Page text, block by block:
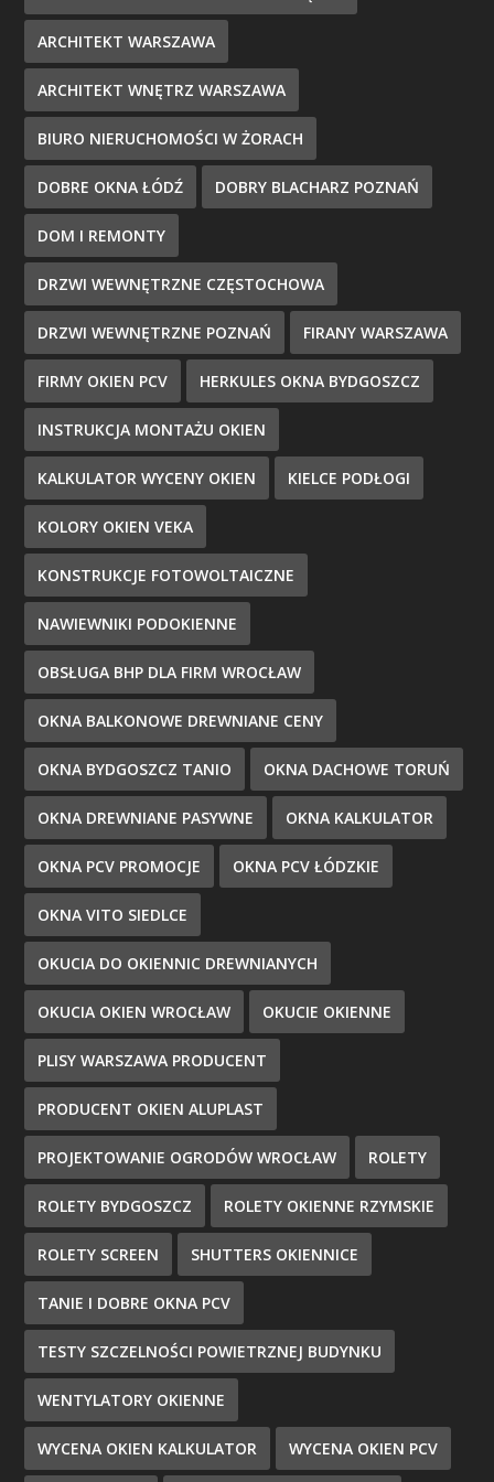
ARCHITEKT WARSZAWA
ARCHITEKT WNĘTRZ WARSZAWA
BIURO NIERUCHOMOŚCI W ŻORACH
DOBRE OKNA ŁÓDŹ DOBRY BLACHARZ POZNAŃ
DOM I REMONTY
DRZWI WEWNĘTRZNE CZĘSTOCHOWA
DRZWI WEWNĘTRZNE POZNAŃ FIRANY WARSZAWA
FIRMY OKIEN PCV HERKULES OKNA BYDGOSZCZ
INSTRUKCJA MONTAŻU OKIEN
KALKULATOR WYCENY OKIEN KIELCE PODŁOGI
KOLORY OKIEN VEKA
KONSTRUKCJE FOTOWOLTAICZNE
NAWIEWNIKI PODOKIENNE
OBSŁUGA BHP DLA FIRM WROCŁAW
OKNA BALKONOWE DREWNIANE CENY
OKNA BYDGOSZCZ TANIO OKNA DACHOWE TORUŃ
OKNA DREWNIANE PASYWNE OKNA KALKULATOR
OKNA PCV PROMOCJE OKNA PCV ŁÓDZKIE
OKNA VITO SIEDLCE
OKUCIA DO OKIENNIC DREWNIANYCH
OKUCIA OKIEN WROCŁAW OKUCIE OKIENNE
PLISY WARSZAWA PRODUCENT
PRODUCENT OKIEN ALUPLAST
PROJEKTOWANIE OGRODÓW WROCŁAW ROLETY
ROLETY BYDGOSZCZ ROLETY OKIENNE RZYMSKIE
ROLETY SCREEN SHUTTERS OKIENNICE
TANIE I DOBRE OKNA PCV
TESTY SZCZELNOŚCI POWIETRZNEJ BUDYNKU
WENTYLATORY OKIENNE
WYCENA OKIEN KALKULATOR WYCENA OKIEN PCV